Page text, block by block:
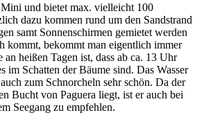
und bietet max. vielleicht 100
dazu kommen rund um den Sandstrand
samt Sonnenschirmen gemietet werden
kommt, bekommt man eigentlich immer
an heißen Tagen ist, dass ab ca. 13 Uhr
im Schatten der Bäume sind. Das Wasser
zum Schnorcheln sehr schön. Da der
Bucht von Paguera liegt, ist er auch bei
Seegang zu empfehlen.